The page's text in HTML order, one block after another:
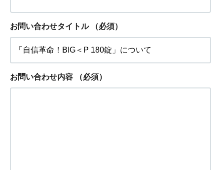
お問い合わせタイトル （必須）
お問い合わせ内容 （必須）